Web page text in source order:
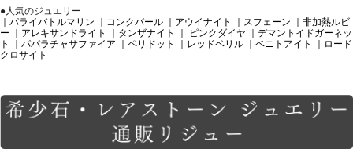
●人気のジュエリー
｜パライバトルマリン
｜コンクパール ｜アウイナイト ｜スフェーン
｜非加熱ルビ
ー
｜アレキサンドライト ｜タンザナイト ｜ ピンクダイヤ
｜デマントイドガーネッ
ト
｜パパラチャサファイア ｜ペリドット ｜レッドベリル ｜ベニトアイト
｜ロード
クロサイト